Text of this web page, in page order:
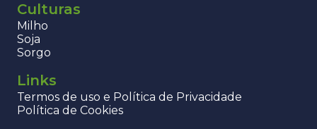
Culturas
Milho
Soja
Sorgo
Links
Termos de uso e Política de Privacidade
Política de Cookies